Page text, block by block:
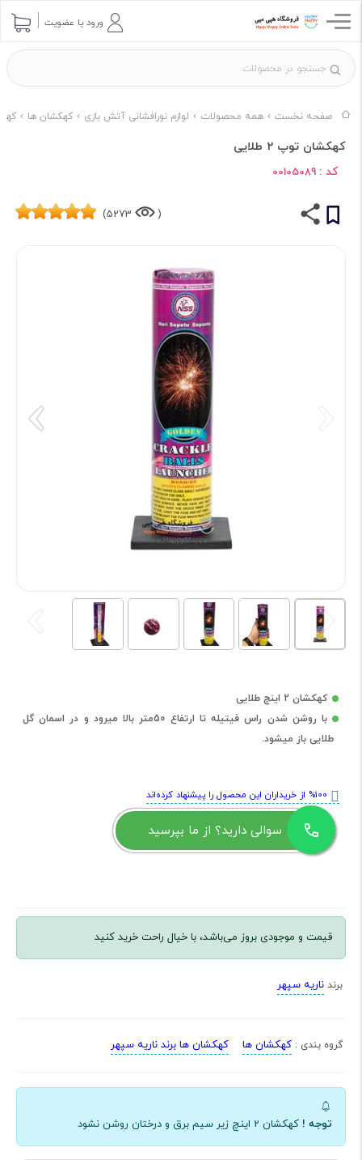
ورود یا عضویت
صفحه نخست همه محصولات لوازم نورافشانی آتش بازی کهکشان ها
کهکشان توپ 2 طلایی
کد : 00105089
(
5273)
کهکشان 2 اینچ طلایی
با روشن شدن راس فیتیله تا ارتفاع 50متر بالا میرود و در اسمان گل
طلایی باز میشود.
%100 از خریداران این محصول را پیشنهاد کرده‌اند
سوالی دارید؟ از ما بپرسید
قیمت و موجودی بروز می‌باشد، با خیال راحت خرید کنید
برند ناریه سپهر
گروه بندی : کهکشان ها کهکشان ها برند ناریه سپهر
توجه ! کهکشان 2 اینچ زیر سیم برق و درختان روشن نشود